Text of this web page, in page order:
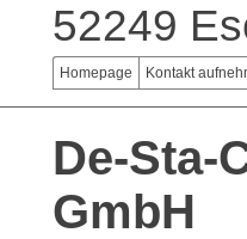
52249
Homepage Kontakt
De-Sta-
GmbH